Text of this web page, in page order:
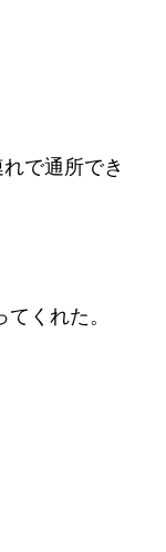
で通所でき
くれた。